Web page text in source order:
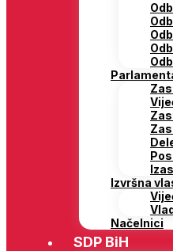
Izvršna
Načelnici
SDP BiH